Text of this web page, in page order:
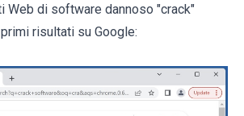
Web di software dannoso "crack"
risultati su Google: